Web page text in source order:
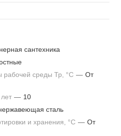
сантехника
рабочей среды Тр, °С — От
— 10
сталь
и хранения, °С — От